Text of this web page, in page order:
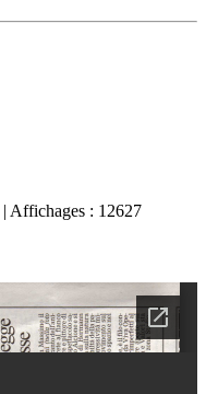
| Affichages : 12627